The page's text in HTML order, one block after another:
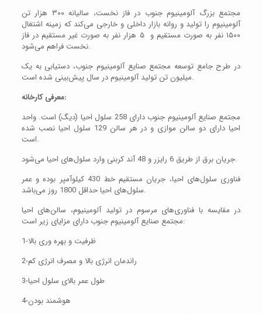
مجتمع بزرگ آلومینیوم جنوب در فاز نخست، سالیانه ۳۰۰ هزار تن
آلومینیوم را تولید و روانه بازار داخلی و خارجی می‌کند که زمینه اشتغال
۱۵۰۰ نفر به صورت مستقیم و ۵ هزار نفر به صورت غیر مستقیم در فاز
نخست فراهم می‌شود.
در طرح جامع توسعه مجتمع صنایع آلومینیوم جنوب، دستیابی به یک
میلیون تن تولید آلومینیوم در سال پیش‌بینی شده است.
معرفی کارخانه:
مجتمع صنایع آلومینیوم جنوب دارای 258 سلول احیا (دیگ) است. واحد
احیا دارای دو سالن موازی و در هر سالن 129 سلول احیا نصب شده
است.
جریان برق از طریق 6 رایزر و 48 آند کربنی وارد سلول‌های احیا می‌شود.
فناوری سلول‌های احیا، جریان مستقیم خط 430 کیلوآمپر بوده و عمر
سلول‌های احیا حداقل 1800 روز می‌باشد.
در مقایسه با فناوری‌های مرسوم در تولید آلومینیوم، سالن‌های احیا
مجتمع صنایع آلومینیوم جنوب دارای مزایای زیر است:
1-ظرفیت و بهره وری بالا
2-راندمان انرژی بالا و مصرف انرژی کم
3-طول عمر بالای سلول احیا
4-هوشمند بودن